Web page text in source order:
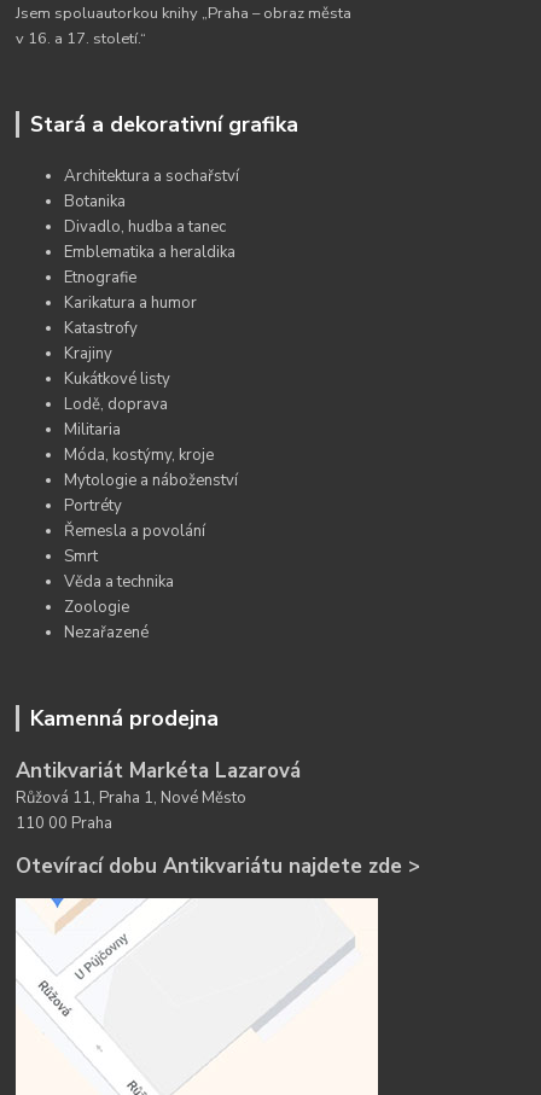
Jsem spoluautorkou knihy „Praha – obraz města
v 16. a 17. století.“
Stará a dekorativní grafika
Architektura a sochařství
Botanika
Divadlo, hudba a tanec
Emblematika a heraldika
Etnografie
Karikatura a humor
Katastrofy
Krajiny
Kukátkové listy
Lodě, doprava
Militaria
Móda, kostýmy, kroje
Mytologie a náboženství
Portréty
Řemesla a povolání
Smrt
Věda a technika
Zoologie
Nezařazené
Kamenná prodejna
Antikvariát Markéta Lazarová
Růžová 11, Praha 1, Nové Město
110 00 Praha
Otevírací dobu Antikvariátu najdete zde >